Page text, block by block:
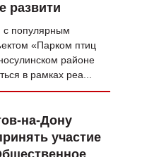
развити
с популярным
«Парком птиц
районе
в рамках реа...
на-Дону
участие